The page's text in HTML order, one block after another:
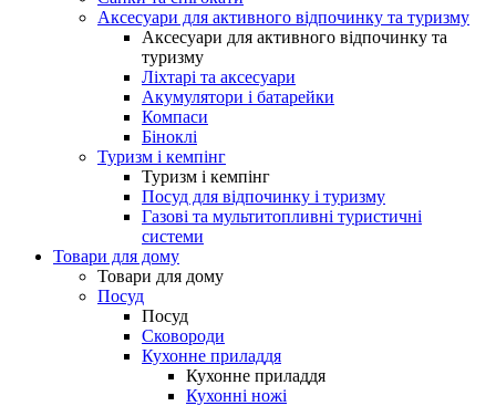
Аксесуари для активного відпочинку та туризму
Аксесуари для активного відпочинку та
туризму
Ліхтарі та аксесуари
Акумулятори і батарейки
Компаси
Біноклі
Туризм і кемпінг
Туризм і кемпінг
Посуд для відпочинку і туризму
Газові та мультитопливні туристичні
системи
Товари для дому
Товари для дому
Посуд
Посуд
Сковороди
Кухонне приладдя
Кухонне приладдя
Кухонні ножі